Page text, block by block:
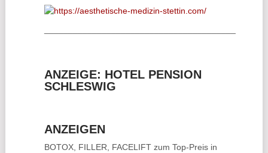
ANZEIGE: HOTEL PENSION
SCHLESWIG
ANZEIGEN
BOTOX, FILLER, FACELIFTzum Top-Preis in